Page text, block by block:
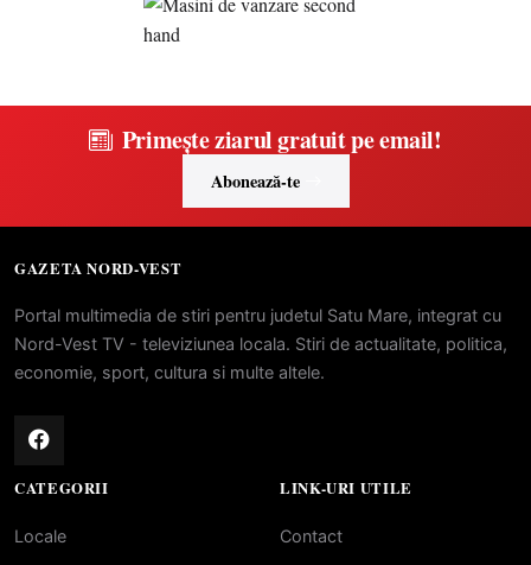
Primește ziarul gratuit pe email!
Abonează-te
GAZETA NORD-VEST
Portal multimedia de stiri pentru judetul Satu Mare, integrat cu
Nord-Vest TV - televiziunea locala. Stiri de actualitate, politica,
economie, sport, cultura si multe altele.
CATEGORII
Locale
LINK-URI UTILE
Contact